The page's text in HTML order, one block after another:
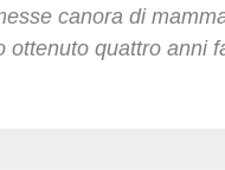
canora di
ottenuto quattro anni